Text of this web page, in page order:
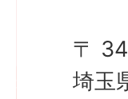
〒
埼玉